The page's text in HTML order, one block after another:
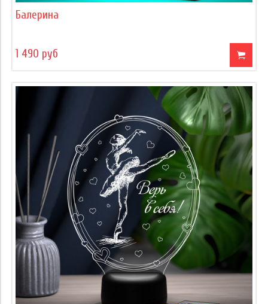
Балерина
1 490 руб